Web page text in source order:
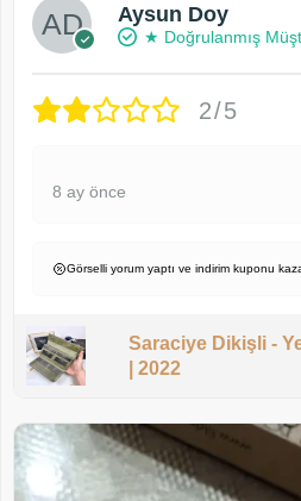
Aysun Doy
★ Doğrulanmış
2/5
8 ay önce
Görselli yorum yaptı ve indirim kuponu
Saraciye Dikişli -
| 2022